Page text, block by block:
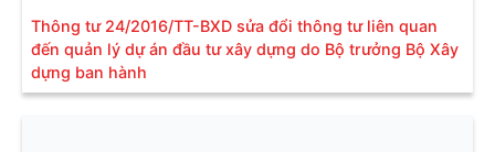
Thông tư 24/2016/TT-BXD sửa đổi thông tư liên quan
đến quản lý dự án đầu tư xây dựng do Bộ trưởng Bộ Xây
dựng ban hành